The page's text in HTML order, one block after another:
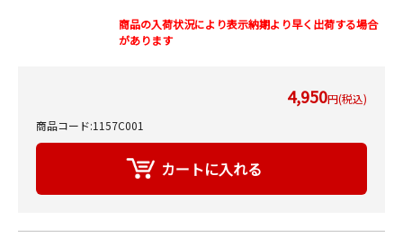
商品の入荷状況により表示納期より早く出荷する場合
があります
4,950円(税込)
商品コード:1157C001